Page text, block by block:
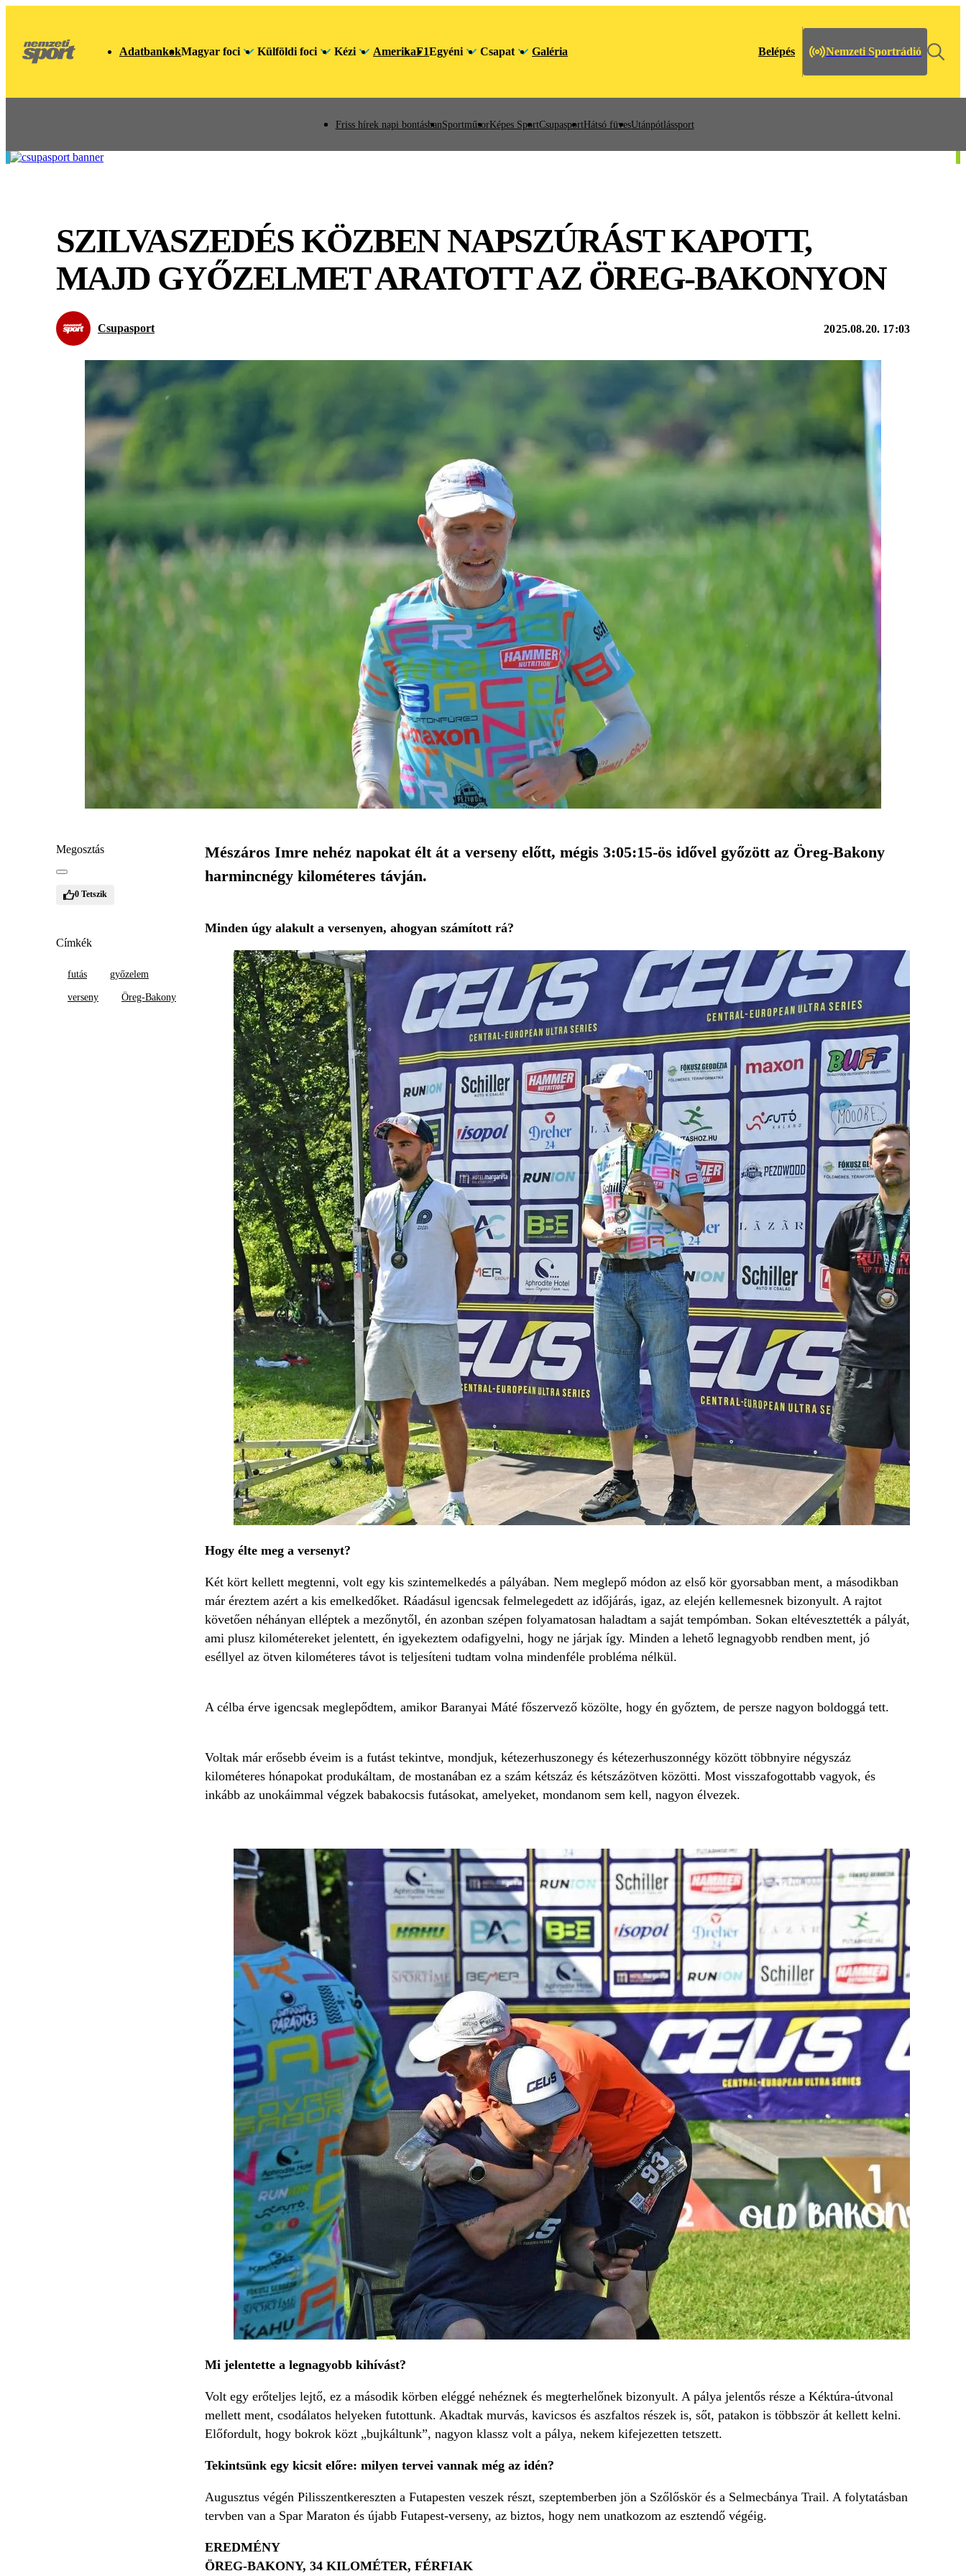
AdatbankokMagyar foci Külföldi foci Kézi AmerikaF1Egyéni Csapat Galéria Belépés Nemzeti Sportrádió
Friss hírek napi bontásbanSportműsorKépes SportCsupasportHátsó füvesUtánpótlássport
SZILVASZEDÉS KÖZBEN NAPSZÚRÁST KAPOTT,
MAJD GYŐZELMET ARATOTT AZ ÖREG-BAKONYON
Csupasport 2025.08.20. 17:03
Megosztás
0 Tetszik
Címkék
futás győzelem
verseny Öreg-Bakony
Mészáros Imre nehéz napokat élt át a verseny előtt, mégis 3:05:15-ös idővel győzött az Öreg-Bakony
harmincnégy kilométeres távján.
Minden úgy alakult a versenyen, ahogyan számított rá?
Hogy élte meg a versenyt?
Két kört kellett megtenni, volt egy kis szintemelkedés a pályában. Nem meglepő módon az első kör gyorsabban ment, a másodikban
már éreztem azért a kis emelkedőket. Ráadásul igencsak felmelegedett az időjárás, igaz, az elején kellemesnek bizonyult. A rajtot
követően néhányan elléptek a mezőnytől, én azonban szépen folyamatosan haladtam a saját tempómban. Sokan eltévesztették a pályát,
ami plusz kilométereket jelentett, én igyekeztem odafigyelni, hogy ne járjak így. Minden a lehető legnagyobb rendben ment, jó
eséllyel az ötven kilométeres távot is teljesíteni tudtam volna mindenféle probléma nélkül.
A célba érve igencsak meglepődtem, amikor Baranyai Máté főszervező közölte, hogy én győztem, de persze nagyon boldoggá tett.
Voltak már erősebb éveim is a futást tekintve, mondjuk, kétezerhuszonegy és kétezerhuszonnégy között többnyire négyszáz
kilométeres hónapokat produkáltam, de mostanában ez a szám kétszáz és kétszázötven közötti. Most visszafogottabb vagyok, és
inkább az unokáimmal végzek babakocsis futásokat, amelyeket, mondanom sem kell, nagyon élvezek.
Mi jelentette a legnagyobb kihívást?
Volt egy erőteljes lejtő, ez a második körben eléggé nehéznek és megterhelőnek bizonyult. A pálya jelentős része a Kéktúra-útvonal
mellett ment, csodálatos helyeken futottunk. Akadtak murvás, kavicsos és aszfaltos részek is, sőt, patakon is többször át kellett kelni.
Előfordult, hogy bokrok közt „bujkáltunk”, nagyon klassz volt a pálya, nekem kifejezetten tetszett.
Tekintsünk egy kicsit előre: milyen tervei vannak még az idén?
Augusztus végén Pilisszentkereszten a Futapesten veszek részt, szeptemberben jön a Szőlőskör és a Selmecbánya Trail. A folytatásban
tervben van a Spar Maraton és újabb Futapest-verseny, az biztos, hogy nem unatkozom az esztendő végéig.
EREDMÉNY
ÖREG-BAKONY, 34 KILOMÉTER, FÉRFIAK